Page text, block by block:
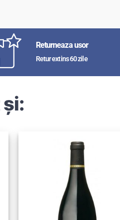
Returneaza usor
Retur extins 60 zile